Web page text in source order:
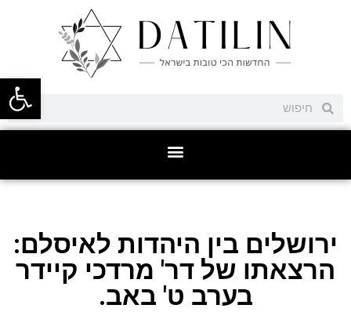
פתח
ירושלים בין היהדות לאיסלם:
הרצאתו של דר' מרדכי קיידר
בערב ט' באב.